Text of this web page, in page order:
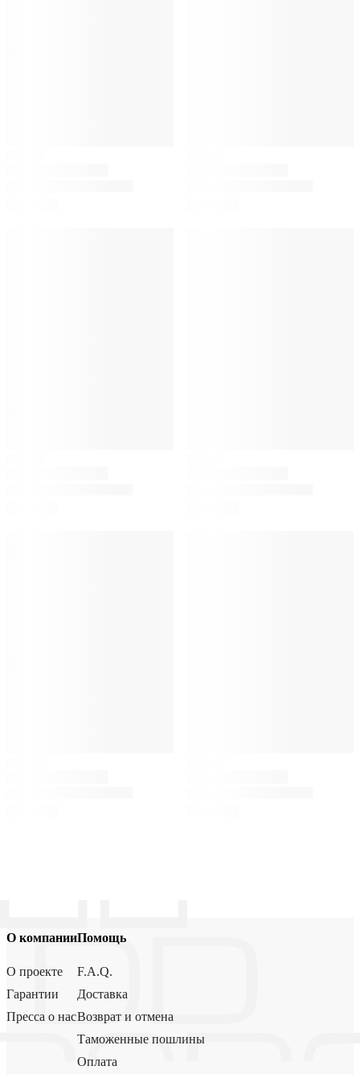
О компании
О проекте
Гарантии
Пресса о нас
Помощь
F.A.Q.
Доставка
Возврат и отмена
Таможенные пошлины
Оплата